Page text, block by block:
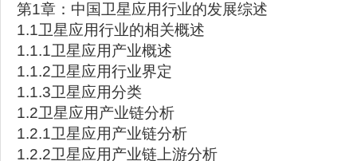
第1章：中国卫星应用行业的发展综述
1.1卫星应用行业的相关概述
1.1.1卫星应用产业概述
1.1.2卫星应用行业界定
1.1.3卫星应用分类
1.2卫星应用产业链分析
1.2.1卫星应用产业链分析
1.2.2卫星应用产业链上游分析